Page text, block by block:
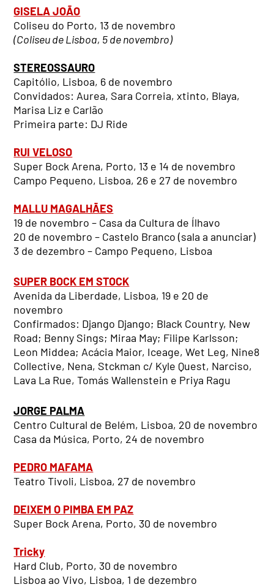
GISELA JOÃO
Coliseu do Porto, 13 de novembro
(Coliseu de Lisboa, 5 de novembro)
STEREOSSAURO
Capitólio, Lisboa, 6 de novembro
Convidados: Aurea, Sara Correia, xtinto, Blaya,
Marisa Liz e Carlão
Primeira parte: DJ Ride
RUI VELOSO
Super Bock Arena, Porto, 13 e 14 de novembro
Campo Pequeno, Lisboa, 26 e 27 de novembro
MALLU MAGALHÃES
19 de novembro – Casa da Cultura de Ílhavo
20 de novembro – Castelo Branco (sala a anunciar)
3 de dezembro – Campo Pequeno, Lisboa
SUPER BOCK EM STOCK
Avenida da Liberdade, Lisboa, 19 e 20 de
novembro
Confirmados: Django Django; Black Country, New
Road; Benny Sings; Miraa May; Filipe Karlsson;
Leon Middea; Acácia Maior, Iceage, Wet Leg, Nine8
Collective, Nena, Stckman c/ Kyle Quest, Narciso,
Lava La Rue, Tomás Wallenstein e Priya Ragu
JORGE PALMA
Centro Cultural de Belém, Lisboa, 20 de novembro
Casa da Música, Porto, 24 de novembro
PEDRO MAFAMA
Teatro Tivoli, Lisboa, 27 de novembro
DEIXEM O PIMBA EM PAZ
Super Bock Arena, Porto, 30 de novembro
Tricky
Hard Club, Porto, 30 de novembro
Lisboa ao Vivo, Lisboa, 1 de dezembro